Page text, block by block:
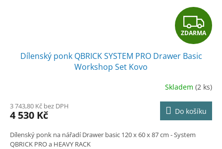
Z
D
R
M
A
ZDARMA
Dílenský ponk QBRICK SYSTEM PRO Drawer Basic
Workshop Set Kovo
Skladem (2 ks)
3 743,80 Kč bez DPH
4 530 Kč Do košíku
Dílenský ponk na nářadí Drawer basic 120 x 60 x 87 cm - System
QBRICK PRO a HEAVY RACK